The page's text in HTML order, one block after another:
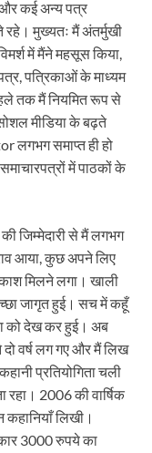
और कई अन्य पत्र
रहे। मुख्यतः मैं अंतर्मुखी
में मैंने महसूस किया,
पत्रिकाओं के माध्यम
तक मैं नियमित रूप से
मीडिया के बढ़ते
लगभग समाप्त ही हो
में पाठकों के
जिम्मेदारी से मैं लगभग
आया, कुछ अपने लिए
मिलने लगा। खाली
जागृत हुई। सच में कहूँ
को देख कर हुई। अब
वर्ष लग गए और मैं लिख
प्रतियोगिता चली
रहा। 2006 की वार्षिक
कहानियाँ लिखी।
3000 रुपये का